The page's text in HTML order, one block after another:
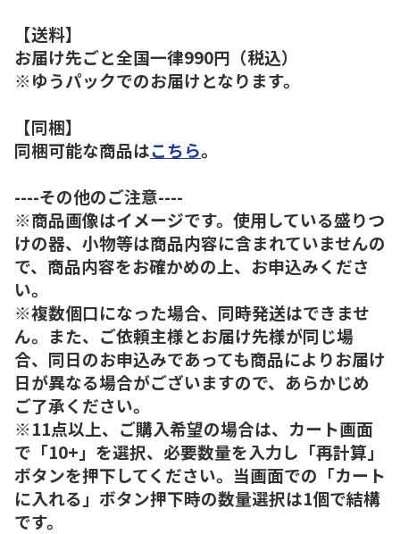
【送料】
お届け先ごと全国一律990円（税込）
※ゆうパックでのお届けとなります。
【同梱】
同梱可能な商品はこちら。
----その他のご注意----
※商品画像はイメージです。使用している盛りつ
けの器、小物等は商品内容に含まれていませんの
で、商品内容をお確かめの上、お申込みくださ
い。
※複数個口になった場合、同時発送はできませ
ん。また、ご依頼主様とお届け先様が同じ場
合、同日のお申込みであっても商品によりお届け
日が異なる場合がございますので、あらかじめ
ご了承ください。
※11点以上、ご購入希望の場合は、カート画面
で「10+」を選択、必要数量を入力し「再計算」
ボタンを押下してください。当画面での「カート
に入れる」ボタン押下時の数量選択は1個で結構
です。